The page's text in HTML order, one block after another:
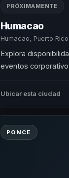
PRÓXIMAMENTE
Humacao
Humacao, Puerto Rico
Explora
eventos
Ubicar esta ciudad
PONCE